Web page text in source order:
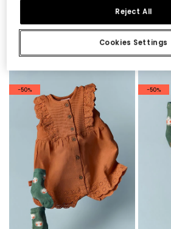
Completo neonato body e salopette in denim
39,95 € 19,95 € 15,95 €
29,95 €
-50% -50%
Cookies Settings
Reject All